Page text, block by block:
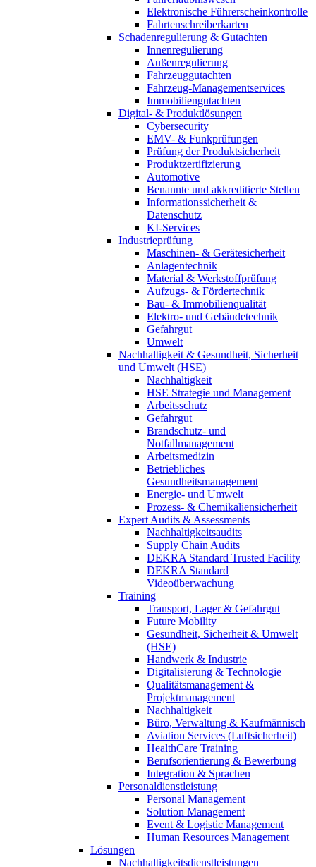
Elektronische Führerscheinkontrolle
Fahrtenschreiberkarten
Schadenregulierung & Gutachten
Innenregulierung
Außenregulierung
Fahrzeuggutachten
Fahrzeug-Managementservices
Immobiliengutachten
Digital- & Produktlösungen
Cybersecurity
EMV- & Funkprüfungen
Prüfung der Produktsicherheit
Produktzertifizierung
Automotive
Benannte und akkreditierte Stellen
Informationssicherheit &
Datenschutz
KI-Services
Industrieprüfung
Maschinen- & Gerätesicherheit
Anlagentechnik
Material & Werkstoffprüfung
Aufzugs- & Fördertechnik
Bau- & Immobilienqualität
Elektro- und Gebäudetechnik
Gefahrgut
Umwelt
Nachhaltigkeit & Gesundheit, Sicherheit
und Umwelt (HSE)
Nachhaltigkeit
HSE Strategie und Management
Arbeitsschutz
Gefahrgut
Brandschutz- und
Notfallmanagement
Arbeitsmedizin
Betriebliches
Gesundheitsmanagement
Energie- und Umwelt
Prozess- & Chemikaliensicherheit
Expert Audits & Assessments
Nachhaltigkeitsaudits
Supply Chain Audits
DEKRA Standard Trusted Facility
DEKRA Standard
Videoüberwachung
Training
Transport, Lager & Gefahrgut
Future Mobility
Gesundheit, Sicherheit & Umwelt
(HSE)
Handwerk & Industrie
Digitalisierung & Technologie
Qualitätsmanagement &
Projektmanagement
Nachhaltigkeit
Büro, Verwaltung & Kaufmännisch
Aviation Services (Luftsicherheit)
HealthCare Training
Berufsorientierung & Bewerbung
Integration & Sprachen
Personaldienstleistung
Personal Management
Solution Management
Event & Logistic Management
Human Resources Management
Lösungen
Nachhaltigkeitsdienstleistungen